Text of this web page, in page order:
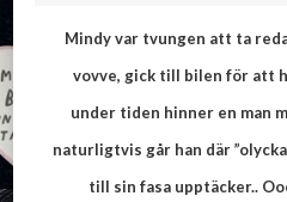
Mindy var tvungen att ta
vovve, gick till bilen för att
under tiden hinner en man
naturligtvis går han där
till sin fasa upptäcker..